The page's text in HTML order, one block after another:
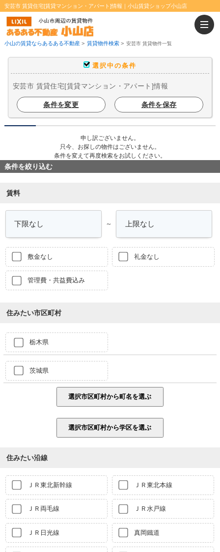
安芸市 賃貸住宅[賃貸マンション・アパート]情報｜小山賃貸ショップ小山店
小山の賃貸ならあるある不動産 > 賃貸物件検索 > 安芸市 賃貸物件一覧
選択中の条件
安芸市 賃貸住宅[賃貸マンション・アパート]情報
条件を変更 条件を保存
申し訳ございません。
只今、お探しの物件はございません。
条件を変えて再度検索をお試しください。
条件を絞り込む
賃料
～
敷金なし 礼金なし
管理費・共益費込み
住みたい市区町村
栃木県
茨城県
住みたい沿線
ＪＲ東北新幹線 ＪＲ東北本線
ＪＲ両毛線 ＪＲ水戸線
ＪＲ日光線 真岡鐵道